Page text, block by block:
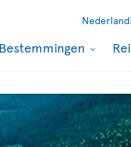
Bestemmingen